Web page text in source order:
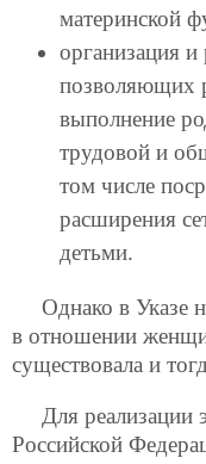
материнской
организация и
позволяющих
выполнение
трудовой и
том числе
расширения
детьми.
Однако в Указе
в отношении
существовала и
Для реализации
Российской